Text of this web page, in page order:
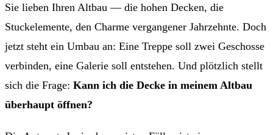
Sie lieben Ihren Altbau — die hohen Decken, die
Stuckelemente, den Charme vergangener Jahrzehnte. Doch
jetzt steht ein Umbau an: Eine Treppe soll zwei Geschosse
verbinden, eine Galerie soll entstehen. Und plötzlich stellt
sich die Frage: Kann ich die Decke in meinem Altbau
überhaupt öffnen?